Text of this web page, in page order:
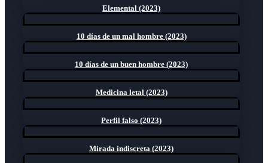
Elemental (2023)
10 días de un mal hombre (2023)
10 días de un buen hombre (2023)
Medicina letal (2023)
Perfil falso (2023)
Mirada indiscreta (2023)